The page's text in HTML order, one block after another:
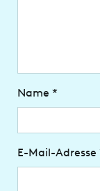
Name *
E-Mail-Adresse